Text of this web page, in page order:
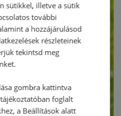
sütikkel, illetve a sütik
további
a hozzájárulásod
részleteinek
tekintsd meg
gombra kattintva
foglalt
a Beállítások alatt